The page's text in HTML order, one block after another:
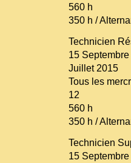
560 h
350 h /
Technicien
15
Juillet 2015
Tous les
12
560 h
350 h /
Technicien
15